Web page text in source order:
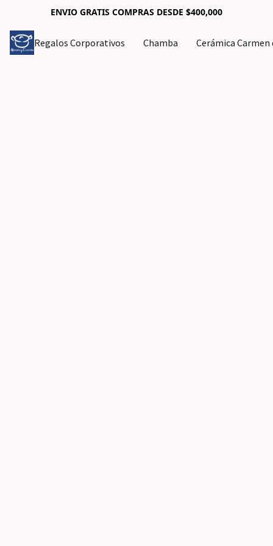
ENVIO GRATIS COMPRAS DESDE $400,000
Regalos Corporativos Chamba Cerámica Carmen